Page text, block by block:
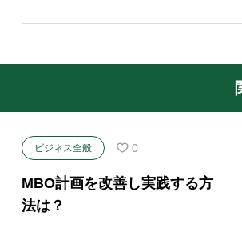
ビジネス全般 0
MBO計画を改善し実践する方
法は？